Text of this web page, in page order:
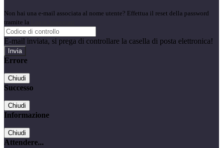
Non hai una e-mail associata al nome utente? Effettua il reset della password
tramite la
E-mail inviata, si prega di controllare la casella di posta elettronica!
Errore
Chiudi
Successo
Chiudi
Informazione
Chiudi
Attendere...